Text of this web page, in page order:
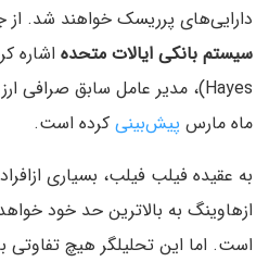
دارایی‌های پرریسک خواهند شد. از
سیستم بانکی ایالات متحده
ماه مارس پیش‌بینی کرده است.
به عقیده فیلب فیلب، بسیاری
ازهاوینگ به بالاترین حد خود
است. اما این تحلیلگر هیچ